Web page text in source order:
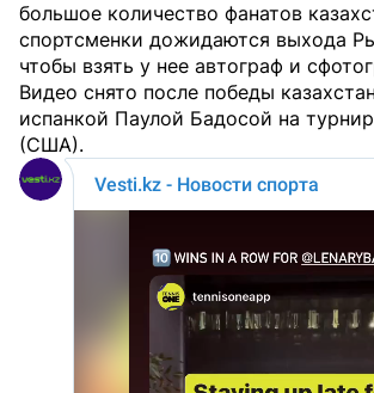
большое количество фанатов
спортсменки дожидаются выхода
чтобы взять у нее автограф и
Видео снято после победы
испанкой Паулой Бадосой на
(США).